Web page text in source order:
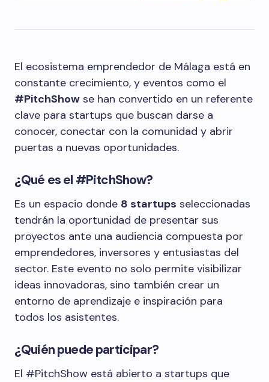
El ecosistema emprendedor de Málaga está en
constante crecimiento, y eventos como el
#PitchShow se han convertido en un referente
clave para startups que buscan darse a
conocer, conectar con la comunidad y abrir
puertas a nuevas oportunidades.
¿Qué es el #PitchShow?
Es un espacio donde 8 startups seleccionadas
tendrán la oportunidad de presentar sus
proyectos ante una audiencia compuesta por
emprendedores, inversores y entusiastas del
sector. Este evento no solo permite visibilizar
ideas innovadoras, sino también crear un
entorno de aprendizaje e inspiración para
todos los asistentes.
¿Quién puede participar?
El #PitchShow está abierto a startups que